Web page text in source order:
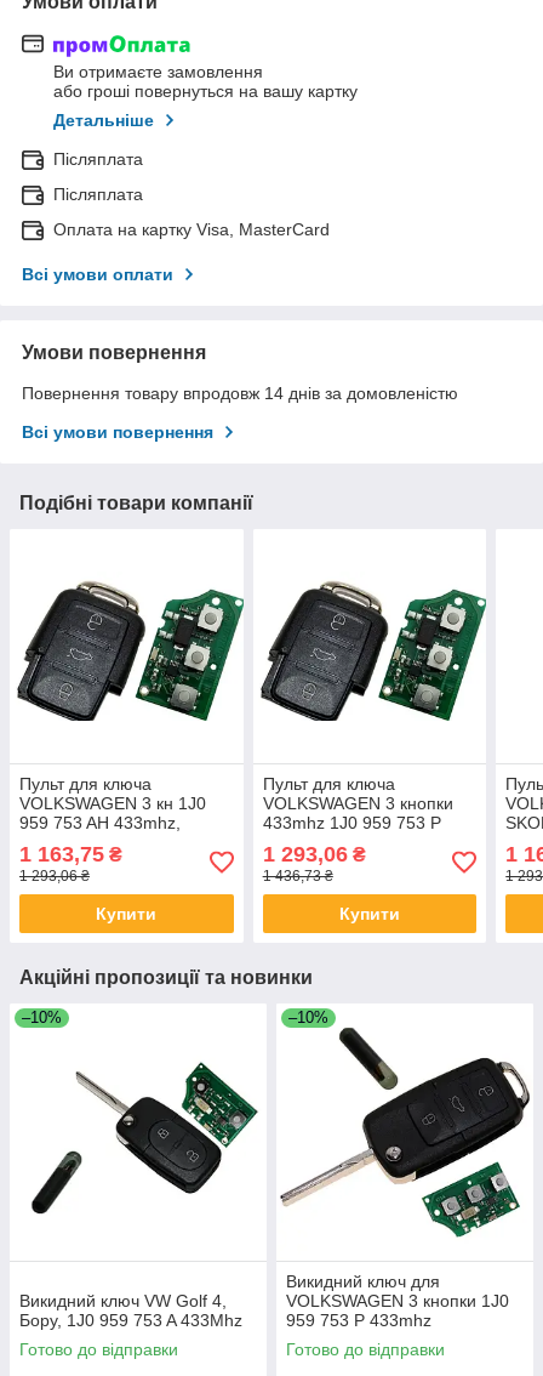
Ви отримаєте замовлення
або гроші повернуться на вашу картку
Детальніше
Післяплата
Післяплата
Оплата на картку Visa, MasterCard
Всі умови оплати
Умови повернення
Повернення товару впродовж 14 днів за домовленістю
Всі умови повернення
Подібні товари компанії
Пульт для ключа
VOLKSWAGEN 3 кн 1J0
959 753 AH 433mhz,
1 163,75 ₴
1 293,06 ₴
Купити
Пульт для ключа
VOLKSWAGEN 3 кнопки
433mhz 1J0 959 753 P
1 293,06₴
1 436,73 ₴
Купити
1
1
Акційні пропозиції та новинки
–10%
Викидний ключ VW Golf 4,
Бору, 1J0 959 753 A 433Mhz
Готово до відправки
–10%
Викидний ключ для
VOLKSWAGEN 3 кнопки 1J0
959 753 P 433mhz
Готово до відправки